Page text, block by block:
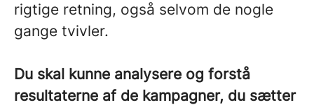
rigtige retning, også selvom de nogle
gange tvivler.
Du skal kunne analysere og forstå
resultaterne af de kampagner, du sætter